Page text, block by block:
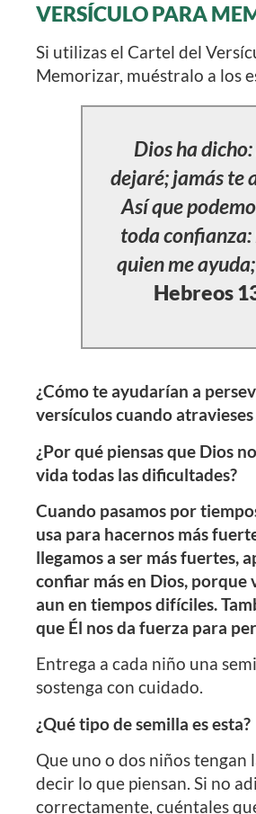
VERSÍCULO PARA
Si utilizas el Cartel del
Memorizar, muéstralo a los
Dios ha
dejaré; jamás te
Así que
toda confianza:
quien me
Hebreos
¿Cómo te ayudarían a
versículos cuando
¿Por qué piensas que Dios
vida todas las dificultades?
Cuando pasamos por
usa para hacernos más
llegamos a ser más fuertes,
confiar más en Dios, porque
aun en tiempos difíciles.
que Él nos da fuerza para
Entrega a cada niño una
sostenga con cuidado.
¿Qué tipo de semilla es esta?
Que uno o dos niños
decir lo que piensan. Si no
correctamente, cuéntales